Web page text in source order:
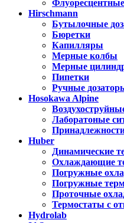
Hirschmann
Бутылочные
Бюретки
Капилляры
Мерные колбы
Мерные
Пипетки
Ручные
Hosokawa Alpine
Лаборатоные
Huber
Динамические
Охлаждающие
Погружные
Погружные
Проточные
Термостаты с
Hydrolab